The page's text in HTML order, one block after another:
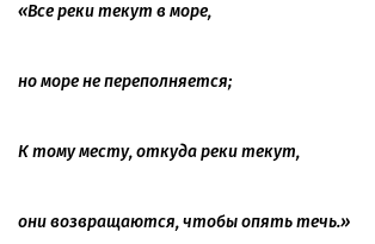
«Все реки текут в море,
но море не переполняется;
К тому месту, откуда реки текут,
они возвращаются, чтобы опять течь.»